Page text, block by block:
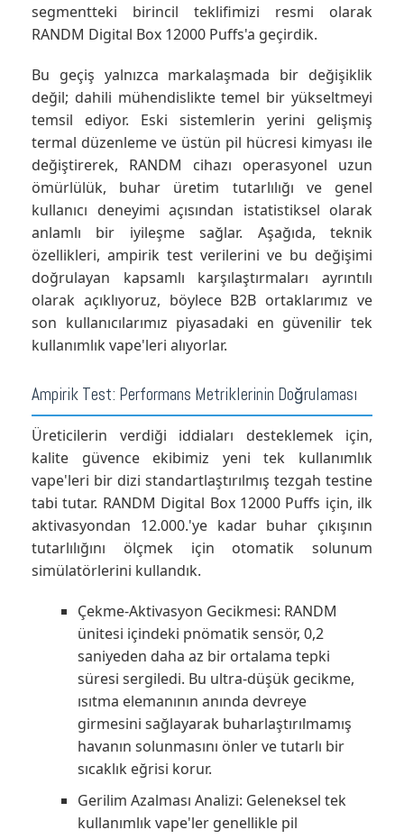
segmentteki birincil teklifimizi resmi olarak
RANDM Digital Box 12000 Puffs'a geçirdik.
Bu geçiş yalnızca markalaşmada bir değişiklik
değil; dahili mühendislikte temel bir yükseltmeyi
temsil ediyor. Eski sistemlerin yerini gelişmiş
termal düzenleme ve üstün pil hücresi kimyası ile
değiştirerek, RANDM cihazı operasyonel uzun
ömürlülük, buhar üretim tutarlılığı ve genel
kullanıcı deneyimi açısından istatistiksel olarak
anlamlı bir iyileşme sağlar. Aşağıda, teknik
özellikleri, ampirik test verilerini ve bu değişimi
doğrulayan kapsamlı karşılaştırmaları ayrıntılı
olarak açıklıyoruz, böylece B2B ortaklarımız ve
son kullanıcılarımız piyasadaki en güvenilir tek
kullanımlık vape'leri alıyorlar.
Ampirik Test: Performans Metriklerinin Doğrulaması
Üreticilerin verdiği iddiaları desteklemek için,
kalite güvence ekibimiz yeni tek kullanımlık
vape'leri bir dizi standartlaştırılmış tezgah testine
tabi tutar. RANDM Digital Box 12000 Puffs için, ilk
aktivasyondan 12.000.'ye kadar buhar çıkışının
tutarlılığını ölçmek için otomatik solunum
simülatörlerini kullandık.
Çekme-Aktivasyon Gecikmesi: RANDM
ünitesi içindeki pnömatik sensör, 0,2
saniyeden daha az bir ortalama tepki
süresi sergiledi. Bu ultra-düşük gecikme,
ısıtma elemanının anında devreye
girmesini sağlayarak buharlaştırılmamış
havanın solunmasını önler ve tutarlı bir
sıcaklık eğrisi korur.
Gerilim Azalması Analizi: Geleneksel tek
kullanımlık vape'ler genellikle pil